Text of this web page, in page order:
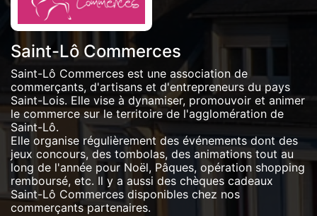
Saint-Lô Commerces
Saint-Lô Commerces est une association de
commerçants, d'artisans et d'entrepreneurs du pays
Saint-Lois. Elle vise à dynamiser, promouvoir et animer
le commerce sur le territoire de l'agglomération de
Saint-Lô.
Elle organise régulièrement des événements dont des
jeux concours, des tombolas, des animations tout au
long de l'année pour Noël, Pâques, opération shopping
remboursé, etc. Il y a aussi des chèques cadeaux
Saint-Lô Commerces disponibles chez nos
commerçants partenaires.